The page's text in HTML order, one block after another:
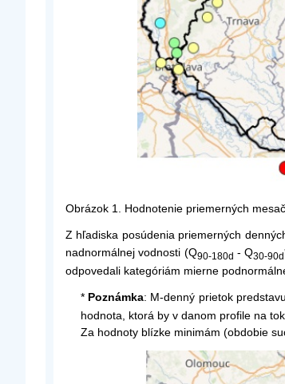
Obrázok 1. Hodnotenie priemerných
Z hľadiska posúdenia priemerných
nadnormálnej vodnosti (Q90-180d - Q30-90d
odpovedali kategóriám mierne
* Poznámka: M-denný prietok
hodnota, ktorá by v danom profile na
Za hodnoty blízke minimám (obdobie